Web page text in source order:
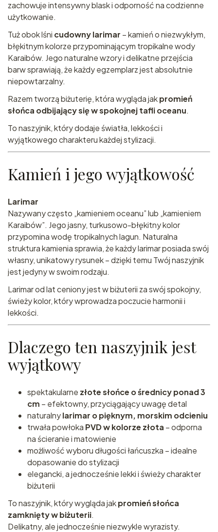
zachowuje intensywny blask i odporność na codzienne
użytkowanie.
Tuż obok lśni cudowny larimar – kamień o niezwykłym,
błękitnym kolorze przypominającym tropikalne wody
Karaibów. Jego naturalne wzory i delikatne przejścia
barw sprawiają, że każdy egzemplarz jest absolutnie
niepowtarzalny.
Razem tworzą biżuterię, która wygląda jakpromień
słońca odbijający się w spokojnej tafli oceanu.
To naszyjnik, który dodaje światła, lekkości i
wyjątkowego charakteru każdej stylizacji.
Kamień i jego wyjątkowość
Larimar
Nazywany często „kamieniem oceanu” lub „kamieniem
Karaibów”. Jego jasny, turkusowo-błękitny kolor
przypomina wodę tropikalnych lagun. Naturalna
struktura kamienia sprawia, że każdy larimar posiada swój
własny, unikatowy rysunek – dzięki temu Twój naszyjnik
jest jedyny w swoim rodzaju.
Larimar od lat ceniony jest w biżuterii za swój spokojny,
świeży kolor, który wprowadza poczucie harmonii i
lekkości.
Dlaczego ten naszyjnik jest
wyjątkowy
spektakularne złote słońce o średnicy ponad 3
cm – efektowny, przyciągający uwagę detal
naturalnylarimar o pięknym, morskim odcieniu
trwała powłoka PVD w kolorze złota – odporna
na ścieranie i matowienie
możliwość wyboru długości łańcuszka – idealne
dopasowanie do stylizacji
elegancki, a jednocześnie lekki i świeży charakter
biżuterii
To naszyjnik, który wygląda jakpromień słońca
zamknięty w biżuterii.
Delikatny, ale jednocześnie niezwykle wyrazisty.